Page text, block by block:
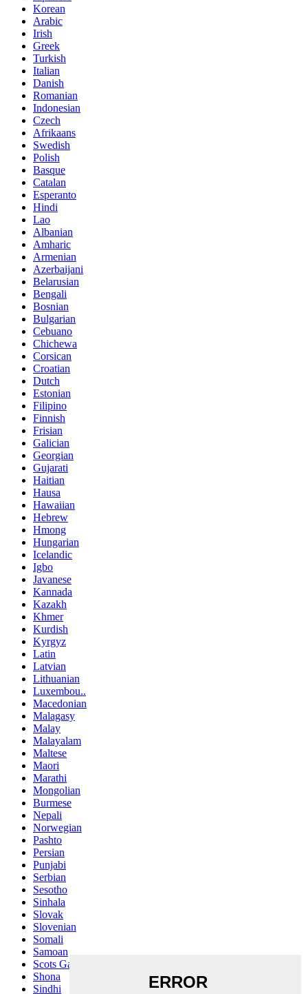
Korean
Arabic
Irish
Greek
Turkish
Italian
Danish
Romanian
Indonesian
Czech
Afrikaans
Swedish
Polish
Basque
Catalan
Esperanto
Hindi
Lao
Albanian
Amharic
Armenian
Azerbaijani
Belarusian
Bengali
Bosnian
Bulgarian
Cebuano
Chichewa
Corsican
Croatian
Dutch
Estonian
Filipino
Finnish
Frisian
Galician
Georgian
Gujarati
Haitian
Hausa
Hawaiian
Hebrew
Hmong
Hungarian
Icelandic
Igbo
Javanese
Kannada
Kazakh
Khmer
Kurdish
Kyrgyz
Latin
Latvian
Lithuanian
Luxembou..
Macedonian
Malagasy
Malay
Malayalam
Maltese
Maori
Marathi
Mongolian
Burmese
Nepali
Norwegian
Pashto
Persian
Punjabi
Serbian
Sesotho
Sinhala
Slovak
Slovenian
Somali
Samoan
Scots Gaelic
Shona
Sindhi